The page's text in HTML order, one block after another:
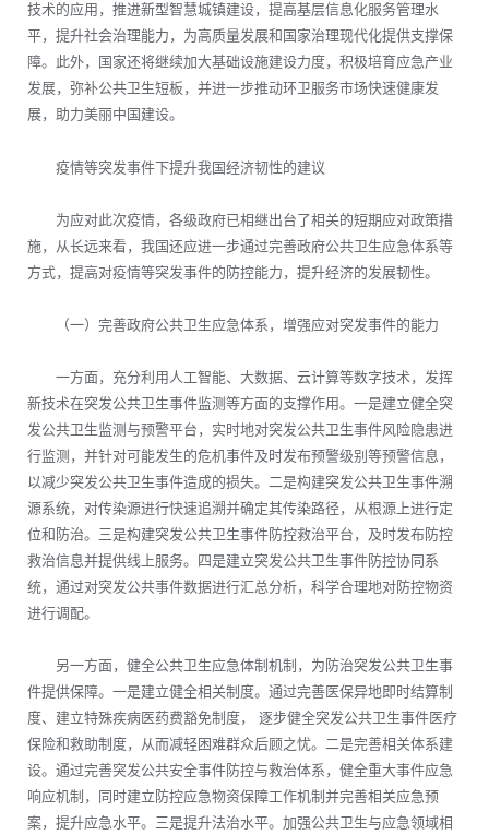
技术的应用，推进新型智慧城镇建设，提高基层信息化服务管理水
平，提升社会治理能力，为高质量发展和国家治理现代化提供支撑保
障。此外，国家还将继续加大基础设施建设力度，积极培育应急产业
发展，弥补公共卫生短板，并进一步推动环卫服务市场快速健康发
展，助力美丽中国建设。
疫情等突发事件下提升我国经济韧性的建议
为应对此次疫情，各级政府已相继出台了相关的短期应对政策措
施，从长远来看，我国还应进一步通过完善政府公共卫生应急体系等
方式，提高对疫情等突发事件的防控能力，提升经济的发展韧性。
（一）完善政府公共卫生应急体系，增强应对突发事件的能力
一方面，充分利用人工智能、大数据、云计算等数字技术，发挥
新技术在突发公共卫生事件监测等方面的支撑作用。一是建立健全突
发公共卫生监测与预警平台，实时地对突发公共卫生事件风险隐患进
行监测，并针对可能发生的危机事件及时发布预警级别等预警信息，
以减少突发公共卫生事件造成的损失。二是构建突发公共卫生事件溯
源系统，对传染源进行快速追溯并确定其传染路径，从根源上进行定
位和防治。三是构建突发公共卫生事件防控救治平台，及时发布防控
救治信息并提供线上服务。四是建立突发公共卫生事件防控协同系
统，通过对突发公共事件数据进行汇总分析，科学合理地对防控物资
进行调配。
另一方面，健全公共卫生应急体制机制，为防治突发公共卫生事
件提供保障。一是建立健全相关制度。通过完善医保异地即时结算制
度、建立特殊疾病医药费豁免制度， 逐步健全突发公共卫生事件医疗
保险和救助制度，从而减轻困难群众后顾之忧。二是完善相关体系建
设。通过完善突发公共安全事件防控与救治体系，健全重大事件应急
响应机制，同时建立防控应急物资保障工作机制并完善相关应急预
案，提升应急水平。三是提升法治水平。加强公共卫生与应急领域相